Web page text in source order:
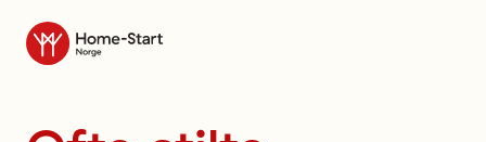
Til forsiden